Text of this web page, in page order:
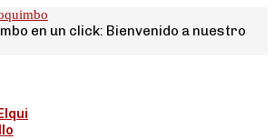
en un click: Bienvenido a nuestro